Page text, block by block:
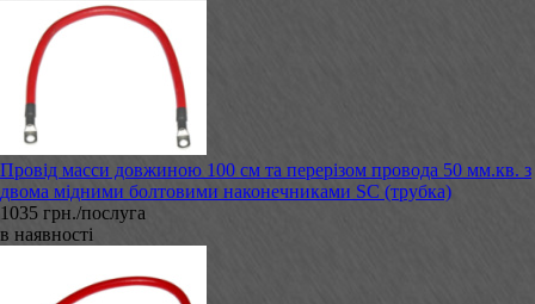
Провід масси довжиною 100 см та перерізом провода 50 мм.кв. з
двома мідними болтовими наконечниками SC (трубка)
1035 грн./послуга
в наявності